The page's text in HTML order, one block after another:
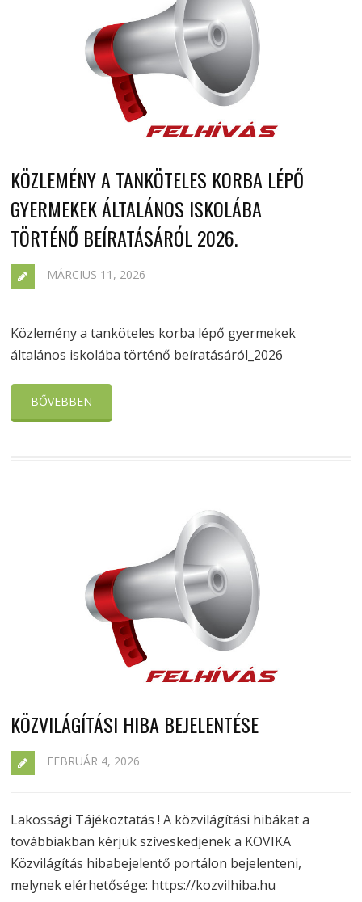
KÖZLEMÉNY A TANKÖTELES KORBA LÉPŐ
GYERMEKEK ÁLTALÁNOS ISKOLÁBA
TÖRTÉNŐ BEÍRATÁSÁRÓL 2026.
MÁRCIUS 11, 2026
Közlemény a tanköteles korba lépő gyermekek
általános iskolába történő beíratásáról_2026
BŐVEBBEN
KÖZVILÁGÍTÁSI HIBA BEJELENTÉSE
FEBRUÁR 4, 2026
Lakossági Tájékoztatás ! A közvilágítási hibákat a
továbbiakban kérjük szíveskedjenek a KOVIKA
Közvilágítás hibabejelentő portálon bejelenteni,
melynek elérhetősége: https://kozvilhiba.hu